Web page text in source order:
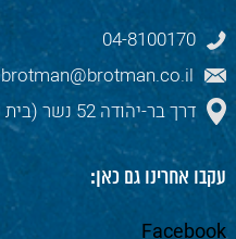
04-8100170
brotman@brotman.co.il
דרך בר-יהודה 52 נשר (בית עופר) קומה 3
עקבו אחרינו גם כאן:
Facebook